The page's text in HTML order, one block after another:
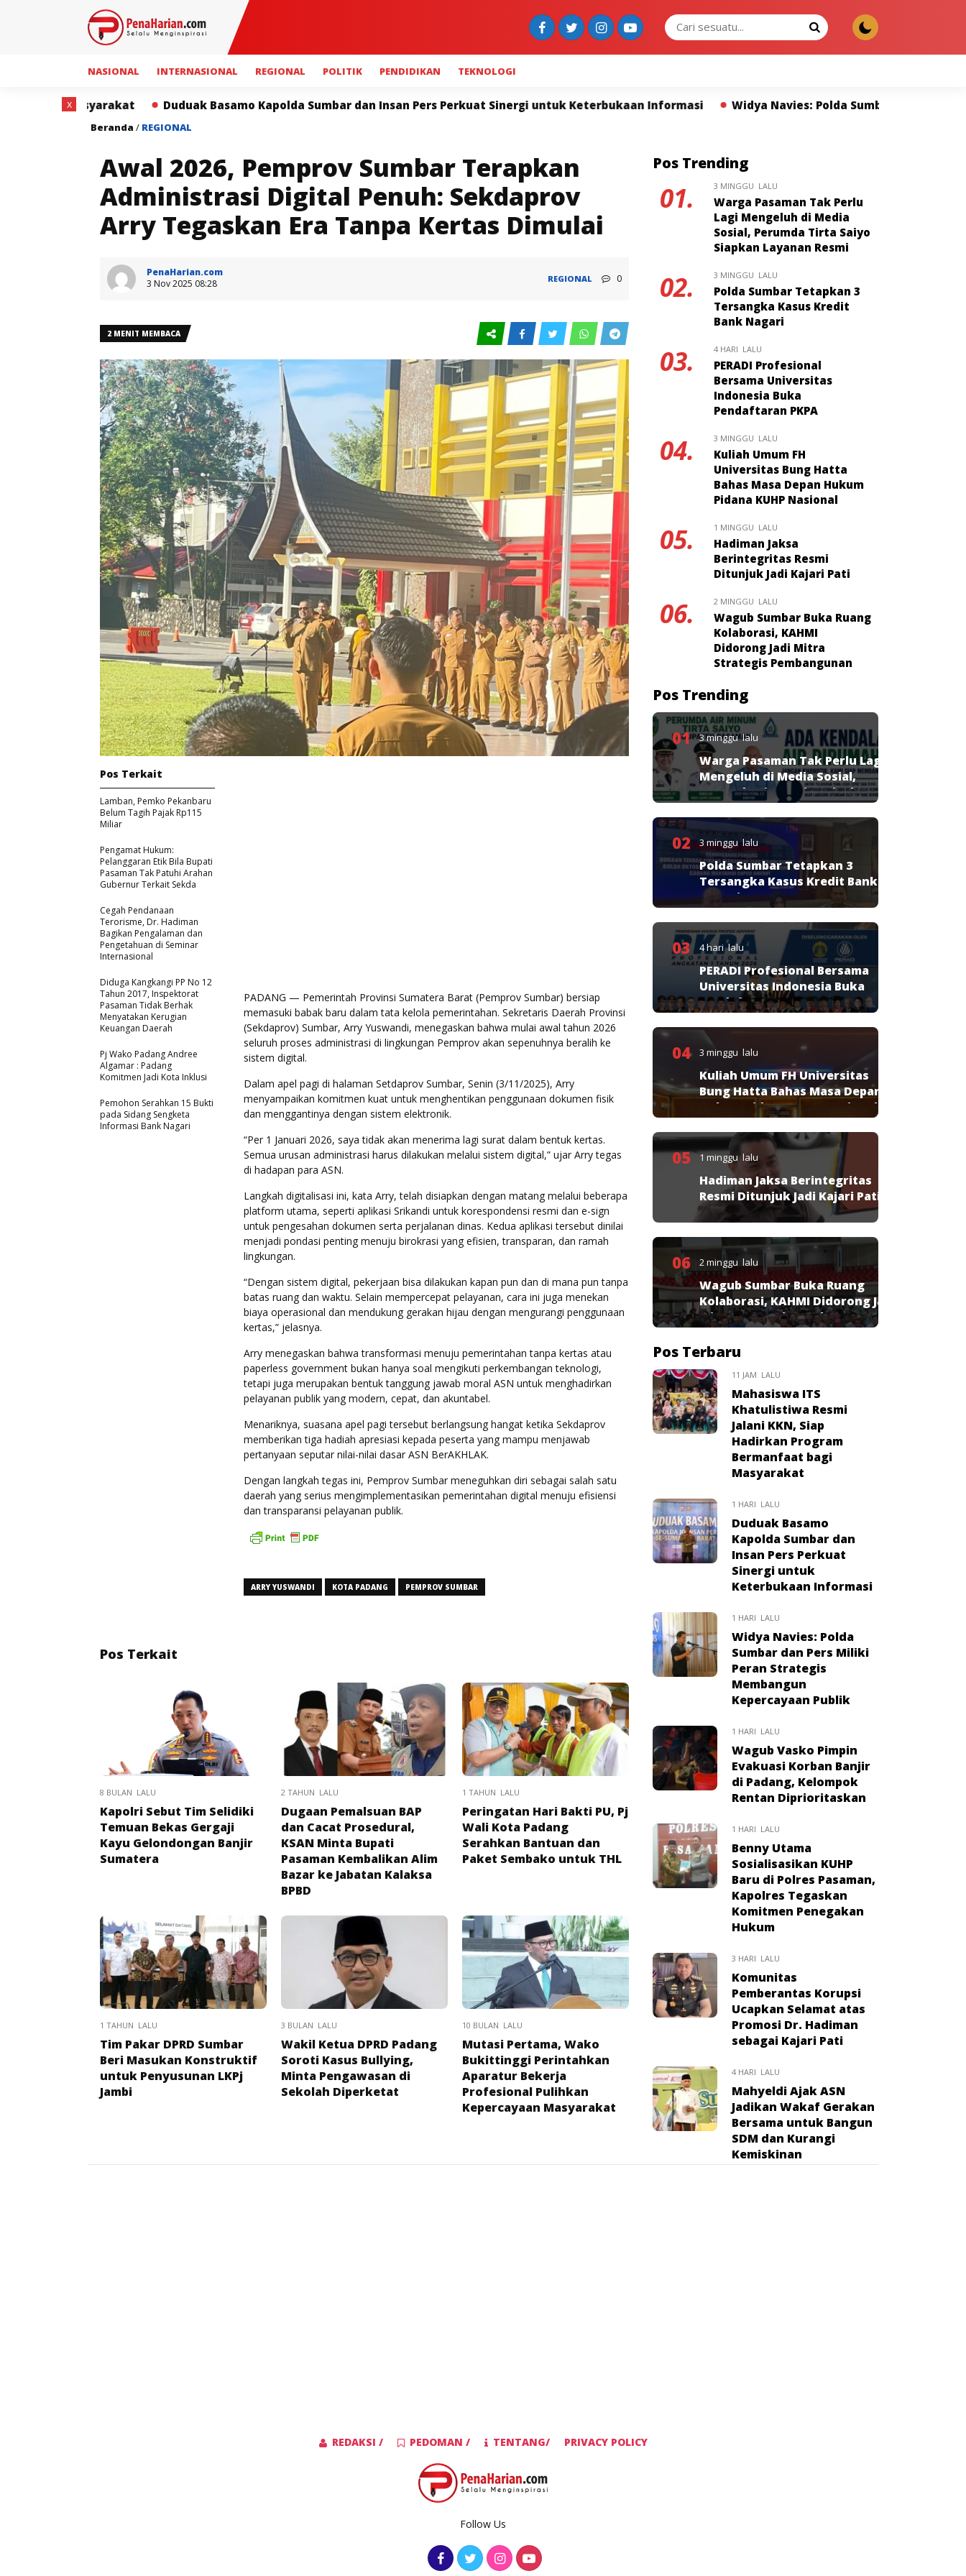
NASIONAL INTERNASIONAL REGIONAL POLITIK PENDIDIKAN TEKNOLOGI
Duduak Basamo Kapolda Sumbar dan Insan Pers Perkuat Sinergi untuk Keterbukaan Informasi Widya Navies: Polda Sumbar dan Pers Miliki Peran Strategis
Beranda / REGIONAL
Awal 2026, Pemprov Sumbar Terapkan
Administrasi Digital Penuh: Sekdaprov
Arry Tegaskan Era Tanpa Kertas Dimulai
PenaHarian.com
3 Nov 2025 08:28
REGIONAL 0
2 MENIT MEMBACA
PADANG — Pemerintah Provinsi Sumatera Barat (Pemprov Sumbar) bersiap
memasuki babak baru dalam tata kelola pemerintahan. Sekretaris Daerah Provinsi
(Sekdaprov) Sumbar, Arry Yuswandi, menegaskan bahwa mulai awal tahun 2026
seluruh proses administrasi di lingkungan Pemprov akan sepenuhnya beralih ke
sistem digital.
Dalam apel pagi di halaman Setdaprov Sumbar, Senin (3/11/2025), Arry
menyampaikan komitmen kuat untuk menghentikan penggunaan dokumen fisik
dan menggantinya dengan sistem elektronik.
“Per 1 Januari 2026, saya tidak akan menerima lagi surat dalam bentuk kertas.
Semua urusan administrasi harus dilakukan melalui sistem digital,” ujar Arry tegas
di hadapan para ASN.
Langkah digitalisasi ini, kata Arry, telah disiapkan dengan matang melalui beberapa
platform utama, seperti aplikasi Srikandi untuk korespondensi resmi dan e-sign
untuk pengesahan dokumen serta perjalanan dinas. Kedua aplikasi tersebut dinilai
menjadi pondasi penting menuju birokrasi yang efisien, transparan, dan ramah
lingkungan.
“Dengan sistem digital, pekerjaan bisa dilakukan kapan pun dan di mana pun tanpa
batas ruang dan waktu. Selain mempercepat pelayanan, cara ini juga menekan
biaya operasional dan mendukung gerakan hijau dengan mengurangi penggunaan
kertas,” jelasnya.
Arry menegaskan bahwa transformasi menuju pemerintahan tanpa kertas atau
paperless government bukan hanya soal mengikuti perkembangan teknologi,
tetapi juga merupakan bentuk tanggung jawab moral ASN untuk menghadirkan
pelayanan publik yang modern, cepat, dan akuntabel.
Menariknya, suasana apel pagi tersebut berlangsung hangat ketika Sekdaprov
memberikan tiga hadiah apresiasi kepada peserta yang mampu menjawab
pertanyaan seputar nilai-nilai dasar ASN BerAKHLAK.
Dengan langkah tegas ini, Pemprov Sumbar meneguhkan diri sebagai salah satu
daerah yang serius mengimplementasikan pemerintahan digital menuju efisiensi
dan transparansi pelayanan publik.
ARRY YUSWANDI KOTA PADANG PEMPROV SUMBAR
Pos Terkait
Lamban, Pemko Pekanbaru
Belum Tagih Pajak Rp115
Miliar
Pengamat Hukum:
Pelanggaran Etik Bila Bupati
Pasaman Tak Patuhi Arahan
Gubernur Terkait Sekda
Cegah Pendanaan
Terorisme, Dr. Hadiman
Bagikan Pengalaman dan
Pengetahuan di Seminar
Internasional
Diduga Kangkangi PP No 12
Tahun 2017, Inspektorat
Pasaman Tidak Berhak
Menyatakan Kerugian
Keuangan Daerah
Pj Wako Padang Andree
Algamar : Padang
Komitmen Jadi Kota Inklusi
Pemohon Serahkan 15 Bukti
pada Sidang Sengketa
Informasi Bank Nagari
Pos Terkait
8 BULAN LALU
Kapolri Sebut Tim Selidiki
Temuan Bekas Gergaji
Kayu Gelondongan Banjir
Sumatera
2 TAHUN LALU
Dugaan Pemalsuan BAP
dan Cacat Prosedural,
KSAN Minta Bupati
Pasaman Kembalikan Alim
Bazar ke Jabatan Kalaksa
BPBD
1 TAHUN LALU
Peringatan Hari Bakti PU, Pj
Wali Kota Padang
Serahkan Bantuan dan
Paket Sembako untuk THL
1 TAHUN LALU
Tim Pakar DPRD Sumbar
Beri Masukan Konstruktif
untuk Penyusunan LKPj
Jambi
3 BULAN LALU
Wakil Ketua DPRD Padang
Soroti Kasus Bullying,
Minta Pengawasan di
Sekolah Diperketat
10 BULAN LALU
Mutasi Pertama, Wako
Bukittinggi Perintahkan
Aparatur Bekerja
Profesional Pulihkan
Kepercayaan Masyarakat
Pos Trending
01. 3 MINGGU LALU
Warga Pasaman Tak Perlu
Lagi Mengeluh di Media
Sosial, Perumda Tirta Saiyo
Siapkan Layanan Resmi
02. 3 MINGGU LALU
Polda Sumbar Tetapkan 3
Tersangka Kasus Kredit
Bank Nagari
03. 4 HARI LALU
PERADI Profesional
Bersama Universitas
Indonesia Buka
Pendaftaran PKPA
04. 3 MINGGU LALU
Kuliah Umum FH
Universitas Bung Hatta
Bahas Masa Depan Hukum
Pidana KUHP Nasional
05. 1 MINGGU LALU
Hadiman Jaksa
Berintegritas Resmi
Ditunjuk Jadi Kajari Pati
06. 2 MINGGU LALU
Wagub Sumbar Buka Ruang
Kolaborasi, KAHMI
Didorong Jadi Mitra
Strategis Pembangunan
Pos Trending
01 3 minggu lalu
Warga Pasaman Tak Perlu Lagi
Mengeluh di Media Sosial,
Perumda Tirta Saiyo Siapkan
Layanan Resmi
02 3 minggu lalu
Polda Sumbar Tetapkan 3
Tersangka Kasus Kredit Bank
Nagari
03 4 hari lalu
PERADI Profesional Bersama
Universitas Indonesia Buka
Pendaftaran PKPA
04 3 minggu lalu
Kuliah Umum FH Universitas
Bung Hatta Bahas Masa Depan
Hukum Pidana KUHP Nasional
05 1 minggu lalu
Hadiman Jaksa Berintegritas
Resmi Ditunjuk Jadi Kajari Pati
06 2 minggu lalu
Wagub Sumbar Buka Ruang
Kolaborasi, KAHMI Didorong Jadi
Mitra Strategis Pembangunan
Pos Terbaru
11 JAM LALU
Mahasiswa ITS
Khatulistiwa Resmi
Jalani KKN, Siap
Hadirkan Program
Bermanfaat bagi
Masyarakat
1 HARI LALU
Duduak Basamo
Kapolda Sumbar dan
Insan Pers Perkuat
Sinergi untuk
Keterbukaan Informasi
1 HARI LALU
Widya Navies: Polda
Sumbar dan Pers Miliki
Peran Strategis
Membangun
Kepercayaan Publik
1 HARI LALU
Wagub Vasko Pimpin
Evakuasi Korban Banjir
di Padang, Kelompok
Rentan Diprioritaskan
1 HARI LALU
Benny Utama
Sosialisasikan KUHP
Baru di Polres Pasaman,
Kapolres Tegaskan
Komitmen Penegakan
Hukum
3 HARI LALU
Komunitas
Pemberantas Korupsi
Ucapkan Selamat atas
Promosi Dr. Hadiman
sebagai Kajari Pati
4 HARI LALU
Mahyeldi Ajak ASN
Jadikan Wakaf Gerakan
Bersama untuk Bangun
SDM dan Kurangi
Kemiskinan
x
REDAKSI / PEDOMAN / TENTANG/ PRIVACY POLICY
Follow Us